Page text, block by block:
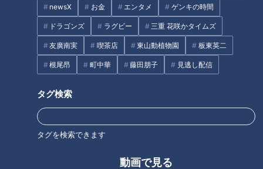
newsX お金 エンタメ ゲンキの時間
ドラゴンズ ラグビー 三重 花咲かタイムズ
友廣南実 喫茶店 東山動植物園 板東英二
根尾昂 町中華 藤田朋子 見逃し配信
タグ検索
タグを検索できます
動画で見る
【石井アナ、古舘さんにお願い！】
石井アナ「あんまりこういうのお願いするべきではないかも」
古舘さん「お願いしようとしてるじゃん！」
石井アナ「名前の前の”枕詞”をつけてほしいんですっ！」
「ちょっと持ち帰っていい？宿題にする！」
この記事を見たあなたへのおすすめ